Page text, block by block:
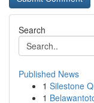
Search
Published News
1 Silestone
1